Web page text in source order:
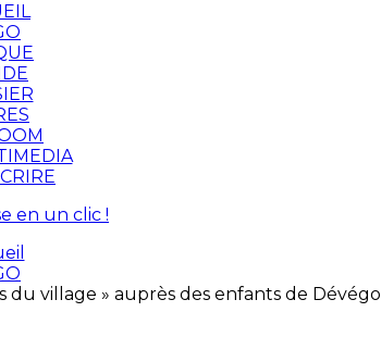
du village » auprès des enfants de Dévégo